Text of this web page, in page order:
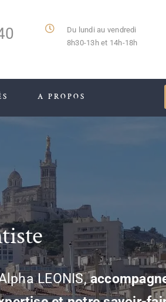
Du lundi au vendredi
8h30-13h et 14h-18h
A PROPOS
LEONIS,